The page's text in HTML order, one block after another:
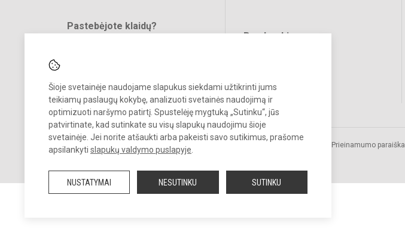
Šioje svetainėje naudojame slapukus siekdami užtikrinti jums
teikiamų paslaugų kokybę, analizuoti svetainės naudojimą ir
optimizuoti naršymo patirtį. Spustelėję mygtuką „Sutinku“, jūs
patvirtinate, kad sutinkate su visų slapukų naudojimu šioje
svetainėje. Jei norite atšaukti arba pakeisti savo sutikimus, prašome
apsilankyti slapukų valdymo puslapyje
NUSTATYMAI NESUTINKU SUTINKU
Pastebėjote klaidų?
Bendraukime
© 2023. Kupiškio r. Alizavos pagrindinė mokykla. Visos teisės saugomos.
Kopijuoti turinį be raštiško įstaigos administracijos sutikimo griežtai
Prieinamumo paraiška